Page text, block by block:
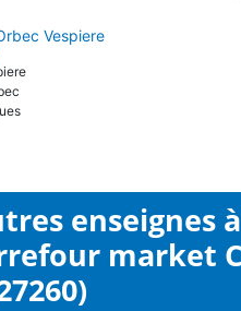
Vespiere
enseignes
market